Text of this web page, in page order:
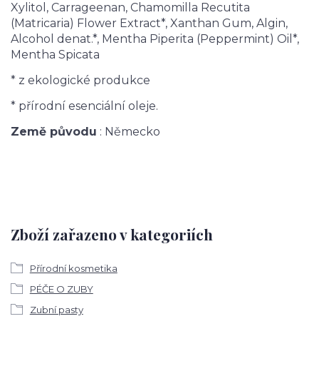
Xylitol, Carrageenan, Chamomilla Recutita
(Matricaria) Flower Extract*, Xanthan Gum, Algin,
Alcohol denat.*, Mentha Piperita (Peppermint) Oil*,
Mentha Spicata
* z ekologické produkce
* přírodní esenciální oleje.
Země původu : Německo
Zboží zařazeno v kategoriích
Přírodní kosmetika
PÉČE O ZUBY
Zubní pasty